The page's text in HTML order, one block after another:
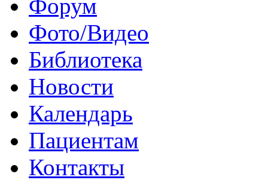
Форум
Фото/Видео
Библиотека
Новости
Календарь
Пациентам
Контакты